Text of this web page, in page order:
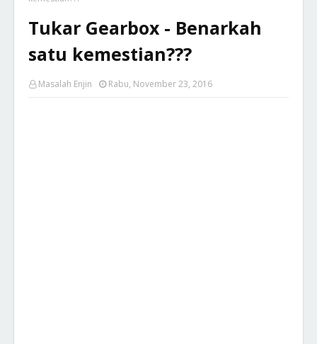
Tukar Gearbox - Benarkah
satu kemestian???
Masalah Enjin Rabu, November 23, 2016